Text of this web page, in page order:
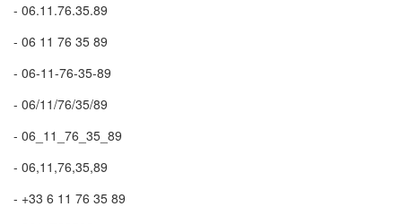
- 06.11.76.35.89
- 06 11 76 35 89
- 06-11-76-35-89
- 06/11/76/35/89
- 06_11_76_35_89
- 06,11,76,35,89
- +33 6 11 76 35 89